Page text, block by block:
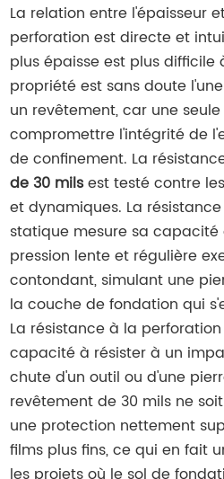
La relation entre l'épaisseur
perforation est directe et
plus épaisse est plus difficile
propriété est sans doute
un revêtement, car une
compromettre l'intégrité de
de confinement. La
de 30 milsest testé contre
et dynamiques. La
statique mesure sa capacité
pression lente et régulière
contondant, simulant une
la couche de fondation qui
La résistance à la
capacité à résister à un
chute d'un outil ou d'une
revêtement de 30 mils ne
une protection nettement
films plus fins, ce qui en fait
les projets où le sol de